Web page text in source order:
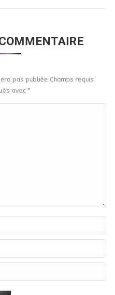
pas publiée Champs requis
avec *